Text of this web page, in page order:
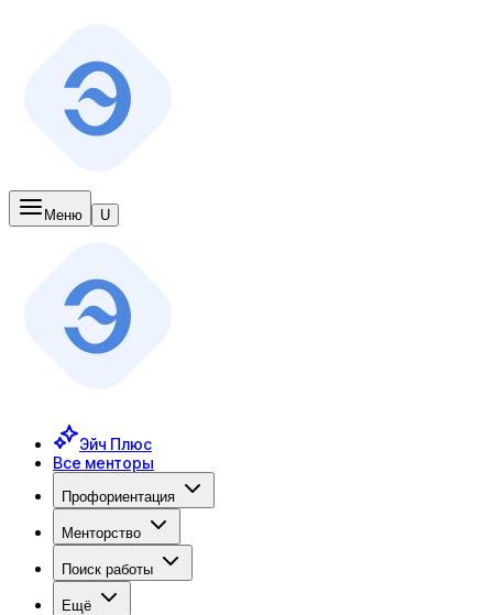
Меню U
Эйч Плюс
Все менторы
Профориентация
Менторство
Поиск работы
Ещё